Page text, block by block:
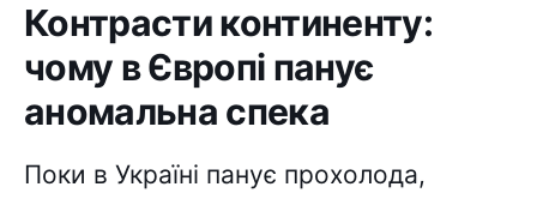
Контрасти континенту:
чому в Європі панує
аномальна спека
Поки в Україні панує прохолода,